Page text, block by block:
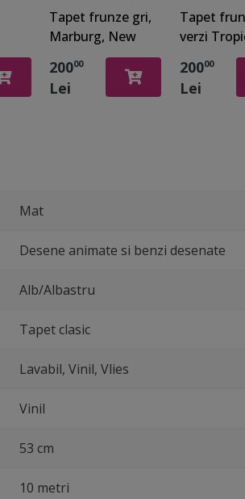
Tapet frunze gri,
Marburg, New
Spirit 32743
20000
Lei
Tapet
verzi
Marburg,
Spirit 32745
20000
Lei
Mat
Desene animate si benzi desenate
Alb/Albastru
Tapet clasic
Lavabil, Vinil, Vlies
Vinil
53 cm
10 metri